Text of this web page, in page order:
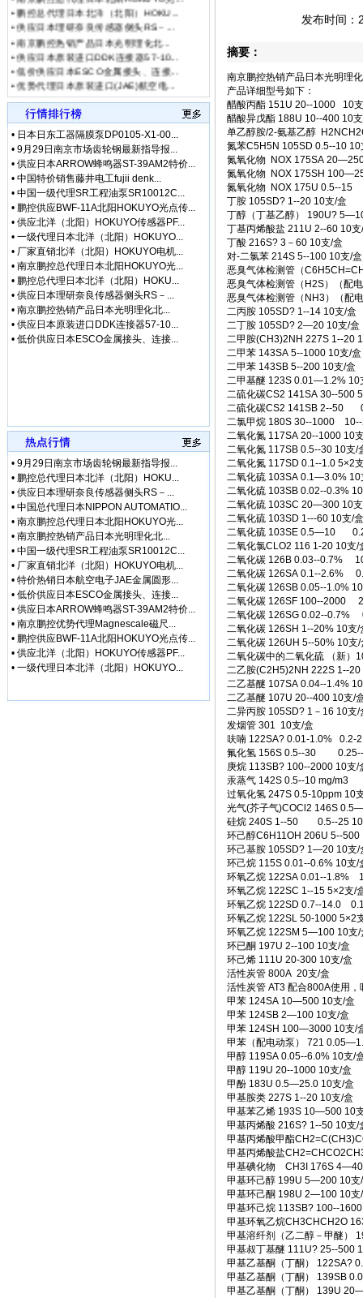
• [网站公告] 泽藤
• [网站公告] 藤井电工
• [网站公告]
• [网站公告] 低价格东
• [网站公告]
低价格
• [最新快讯] 阿里巴
• [网站公告] 一般纳税
• [最新通知] 独家代理
• [网站公告] 独家代理
• [最新通知] 独家代理
• [最新快讯] 独家代理
• [网站公告] 大陆专业
• [最新快讯] 南京鹏控
• [最新快讯] 长期销售
• [网站公告] 全国总代
• [网站公告] 低价现货
• [网站公告]
金属电
• [网站公告] 鹭宫压力
• [网站公告] 三丰
• [网站公告] 三菱变
• [网站公告] 三菱电机
• [网站公告] 三菱电机
• [网站公告] 三键接着
• [网站公告]
中村
• [网站公告] 伊苏米充
• [网站公告] 住友
• [网站公告] 住友
• [网站公告]
住友电
• [网站公告]
佐藤制油
• [最新快讯]
微软3.5
• [最新快讯] 【厂家特
• [最新通知] 日本松下
• [网站公告] 专业销售
• [网站公告]
日本日
• [网站公告]
【鹏控
• [网站公告] 增田
• [网站公告] 太平贸易
• [网站公告] 小林记录
• [网站公告] 小西
• [网站公告] 2019-
• [网站公告]
小金井
• [网站公告]
• [网站公告] 新大陆条
• [网站公告]
昭和技
• [网站公告] 昭和测器
• [网站公告] 松下控制
• [网站公告] 松下行程
• [网站公告]
武藏
• [网站公告] 泽藤
• [网站公告] 英格索兰
• [网站公告] 藤井
• [网站公告] 藤井电工
• [网站公告] 低价格东
• [网站公告] 低价格东
• [网站公告] 低价格东
• [最新快讯] 阿里巴巴
• [网站公告] 一般纳税
• [最新通知] 独家代理
• [网站公告] 独家代
• [最新通知] 独家代理
• [最新快讯] 独家代理
• [网站公告] 大陆专业
• [最新快讯] 南京鹏控
• [最新快讯] 长期销
• [网站公告] 全国总代
• [网站公告] 低价现货
• [网站公告] 金属电铸
• [网站公告]
鹭宫压
• [网站公告] 三丰
• [网站公告] 三菱变频
• [网站公告] 三菱电机
• [网站公告] 三菱电机
• [网站公告] 三键接着
• [网站公告] 中村
• [网站公告]
伊苏米
• [网站公告]
住友
• [网站公告]
住友
•供应日本理研奈良传感器侧头RS－...
•南京鹏控热销产品日本光明理化北...
•供应日本原装进口DDK连接器57-10...
•低价供应日本ESCO金属接头、连接...
•优势代理日本原装进口(JAE)航空电...
•特价热销日本航空电子JAE金属圆形...
•专业代理日本航空電子(JAE)金属圆...
特价热销日本JEL固态继电器F1C-2...
中国总代理日本NIPPON AUTOMATIO...
• 日本日东工器隔膜泵DP0105-X1-00...
• 9月29日南京市场齿轮钢最新指导报...
• 供应日本ARROW蜂鸣器ST-39AM2特价...
• 中国特价销售藤井电工fujii denk...
• 中国一级代理SR工程油泵SR10012C...
• 鹏控供应BWF-11A北阳HOKUYO光点传...
• 供应北洋（北阳）HOKUYO传感器PF...
• 一级代理日本北洋（北阳）HOKUYO...
• 厂家直销北洋（北阳）HOKUYO电机...
• 南京鹏控总代理日本北阳HOKUYO光...
• 鹏控总代理日本北洋（北阳）HOKU...
• 供应日本理研奈良传感器侧头RS－...
• 南京鹏控热销产品日本光明理化北...
• 供应日本原装进口DDK连接器57-10...
• 低价供应日本ESCO金属接头、连接...
• 9月29日南京市场齿轮钢最新指导报...
• 鹏控总代理日本北洋（北阳）HOKU...
• 供应日本理研奈良传感器侧头RS－...
• 中国总代理日本NIPPON AUTOMATIO...
• 南京鹏控总代理日本北阳HOKUYO光...
• 南京鹏控热销产品日本光明理化北...
• 中国一级代理SR工程油泵SR10012C...
• 厂家直销北洋（北阳）HOKUYO电机...
• 特价热销日本航空电子JAE金属圆形...
• 低价供应日本ESCO金属接头、连接...
• 供应日本ARROW蜂鸣器ST-39AM2特价...
• 南京鹏控优势代理Magnescale磁尺...
• 鹏控供应BWF-11A北阳HOKUYO光点传...
• 供应北洋（北阳）HOKUYO传感器PF...
• 一级代理日本北洋（北阳）HOKUYO...
发布时间
摘要：
南京鹏控热销产品日本光明理
产品详细型号如下：
醋酸丙酯 151U 20--1000 10
醋酸异戊酯 188U 10--400 10
单乙醇胺/2-氨基乙醇
氮苯C5H5N 105SD 0.5--10 10
氮氧化物 NOX 175SA
氮氧化物 NOX 175SH
氮氧化物 NOX 175U 0.5--15
丁胺 105SD? 1--20 10支/盒
丁醇（丁基乙醇） 190U?
丁基丙烯酸盐 211U 2--60 10支
丁酸 216S? 3－60 10支/盒
对-二氯苯 214S 5--100 10支/盒
恶臭气体检测管（
恶臭气体检测管（H2S）（配
恶臭气体检测管（NH3）（配
二丙胺 105SD? 1--14 10支/盒
二丁胺 105SD? 2—20 10支/盒
二甲胺(CH3)2NH 227S 1--20
二甲苯 143SA 5--1000 10支/盒
二甲苯 143SB 5--200 10支/盒
二甲基醚 123S 0.01—1.2% 10
二硫化碳CS2 141SA 30--500
二硫化碳CS2 141SB 2--50
二氯甲烷 180S 30--1000 10--
二氧化氮 117SA 20--1000 10
二氧化氮 117SB 0.5--30 10支/
二氧化氮 117SD 0.1--1.0 5×2
二氧化硫 103SA 0.1—3.0% 10
二氧化硫 103SB 0.02--0.3%
二氧化硫 103SC 20—300 10
二氧化硫 103SD 1---60 10支/盒
二氧化硫 103SE 0.5—10
二氧化氯CLO2 116 1-20 10支/
二氧化碳 126B 0.03--0.7%
二氧化碳 126SA 0.1--2.6%
二氧化碳 126SB 0.05--1.0%
二氧化碳 126SF 100--2000
二氧化碳 126SG 0.02--0.7%
二氧化碳 126SH 1--20% 10支/
二氧化碳 126UH 5--50% 10支/
二氧化碳中的二氧化硫 （新
二乙胺(C2H5)2NH 222S 1--20
二乙基醚 107SA 0.04--1.4%
二乙基醚 107U 20--400 10支/
二异丙胺 105SD? 1－16 10支/
发烟管 301 10支/盒
呋喃 122SA? 0.01-1.0% 0.2-
氟化氢 156S 0.5--30 0.25--
庚烷 113SB? 100--2000 10支/
汞蒸气 142S 0.5--10 mg/m3
过氧化氢 247S 0.5-10ppm 10
光气(芥子气)COCl2 146S
硅烷 240S 1--50 0.5--25 10
环己醇C6H11OH 206U 5--500
环己基胺 105SD? 1―20 10支/
环己烷 115S 0.01--0.6% 10支/
环氧乙烷 122SA 0.01--1.8%
环氧乙烷 122SC 1--15 5×2支/
环氧乙烷 122SD 0.7--14.0
环氧乙烷 122SL 50-1000 5×2
环氧乙烷 122SM 5—100 10支/
环已酮 197U 2--100 10支/盒
环己烯 111U 20-300 10支/盒
活性炭管 800A 20支/盒
活性炭管 AT3 配合800A使用
甲苯 124SA 10—500 10支/盒
甲苯 124SB 2—100 10支/盒
甲苯 124SH 100—3000 10支/
甲苯（配电动泵） 721
甲醇 119SA 0.05--6.0% 10支/
甲醇 119U 20--1000 10支/盒
甲酚 183U 0.5—25.0 10支/盒
甲基胺类 227S 1--20 10支/盒
甲基苯乙烯 193S 10—500 10
甲基丙烯酸 216S? 1--50 10支/
甲基丙烯酸甲酯
甲基丙烯酸盐
甲基碘化物 CH3I 176S
甲基环己醇 199U 5—200 10支
甲基环己酮 198U 2—100 10支
甲基环己烷 113SB? 100--
甲基环氧乙烷CH3CHCH2O
甲基溶纤剂（乙二醇－甲醚）
甲基叔丁基醚 111U? 25--500
甲基乙基酮（丁酮）
甲基乙基酮（丁酮） 139SB
甲基乙基酮（丁酮） 139U